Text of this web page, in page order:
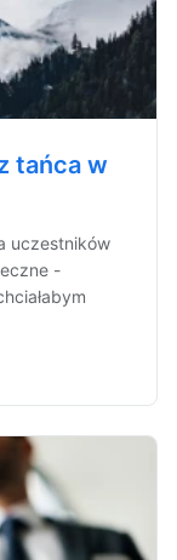
tańca w
uczestników
-